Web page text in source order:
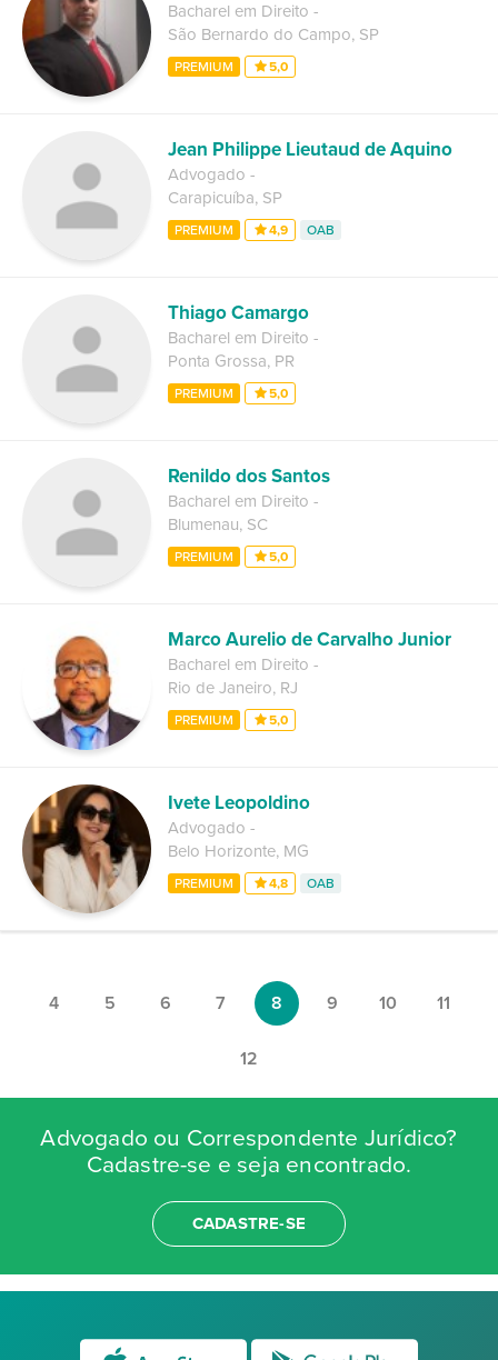
Bacharel em Direito -
São Bernardo do Campo, SP
PREMIUM 5,0
Jean Philippe Lieutaud de Aquino
Advogado -
Carapicuíba, SP
PREMIUM 4,9 OAB
Thiago Camargo
Bacharel em Direito -
Ponta Grossa, PR
PREMIUM 5,0
Renildo dos Santos
Bacharel em Direito -
Blumenau, SC
PREMIUM 5,0
Marco Aurelio de Carvalho Junior
Bacharel em Direito -
Rio de Janeiro, RJ
PREMIUM 5,0
Ivete Leopoldino
Advogado -
Belo Horizonte, MG
PREMIUM 4,8 OAB
4 5 6 7 8 9 10 11
12
Advogado ou Correspondente Jurídico?
Cadastre-se e seja encontrado.
CADASTRE-SE